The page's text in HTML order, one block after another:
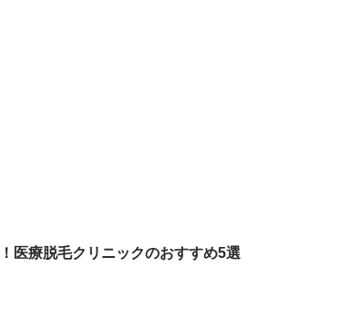
医療脱毛クリニックのおすすめ5選